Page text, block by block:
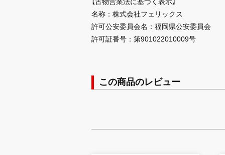
名称：株式会社フェリックス
許可公安委員会名：福岡県公安委員会
許可証番号：第901022010009号
この商品のレビュー